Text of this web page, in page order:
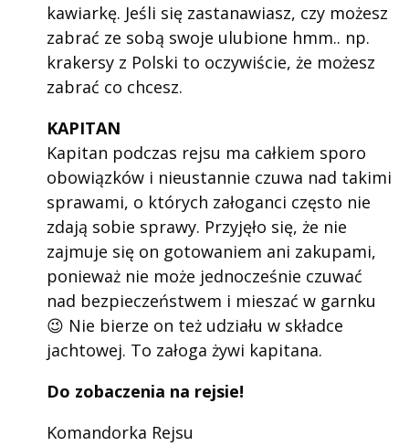
kawiarkę. Jeśli się zastanawiasz, czy możesz
zabrać ze sobą swoje ulubione hmm.. np.
krakersy z Polski to oczywiście, że możesz
zabrać co chcesz.
KAPITAN
Kapitan podczas rejsu ma całkiem sporo
obowiązków i nieustannie czuwa nad takimi
sprawami, o których załoganci często nie
zdają sobie sprawy. Przyjęło się, że nie
zajmuje się on gotowaniem ani zakupami,
ponieważ nie może jednocześnie czuwać
nad bezpieczeństwem i mieszać w garnku
😉 Nie bierze on też udziału w składce
jachtowej. To załoga żywi kapitana.
Do zobaczenia na rejsie!
Komandorka Rejsu